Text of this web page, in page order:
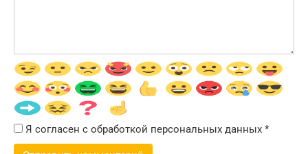
Я согласен с обработкой персональных данных *